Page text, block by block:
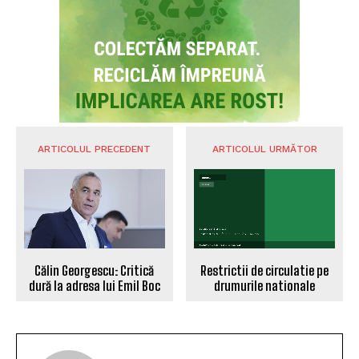
ARTICOLUL PRECEDENT
Călin Georgescu: Critică
dură la adresa lui Emil Boc
ARTICOLUL URMĂTOR
Restrictii de circulatie pe
drumurile nationale